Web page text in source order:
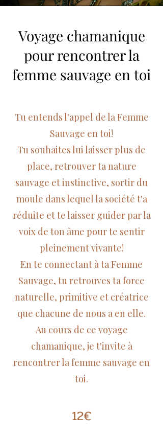
Voyage chamanique
pour rencontrer la
femme sauvage en toi
Tu entends l'appel de la Femme
Sauvage en toi!
Tu souhaites lui laisser plus de
place, retrouver ta nature
sauvage et instinctive, sortir du
moule dans lequel la société t'a
réduite et te laisser guider par la
voix de ton âme pour te sentir
pleinement vivante!
En te connectant à ta Femme
Sauvage, tu retrouves ta force
naturelle, primitive et créatrice
que chacune de nous a en elle.
Au cours de ce voyage
chamanique, je t'invite à
rencontrer la femme sauvage en
toi.
12€